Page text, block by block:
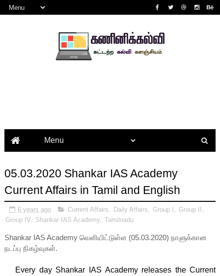
05.03.2020 Shankar IAS Academy
Current Affairs in Tamil and English
6 years ago Current Affairs Daily Affairs Group I Group II
Group IV, Shankar IAS Academy, Tamilnadu
Shankar IAS Academy வெளியிட்டுள்ள (05.03.2020) நாளுக்கான
நடப்பு நிகழ்வுகள்.
Every day Shankar IAS Academy releases the Current